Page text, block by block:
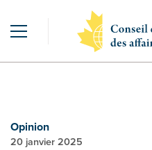
Opinion
20 janvier 2025